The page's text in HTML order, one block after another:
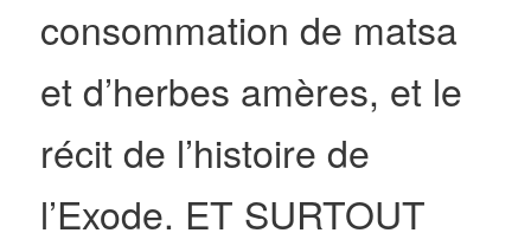
consommation de matsa
et d’herbes amères, et le
récit de l’histoire de
l’Exode. ET SURTOUT